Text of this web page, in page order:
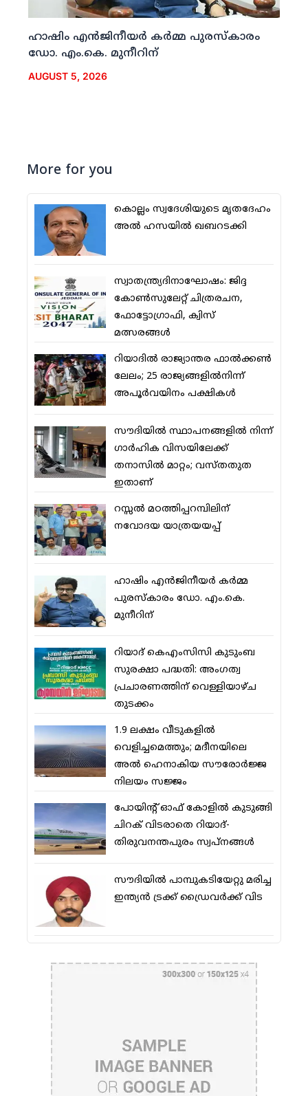
ഹാഷിം എന്‍ജിനീയര്‍ കര്‍മ്മ പുരസ്‌കാരം
ഡോ. എം.കെ. മുനീറിന്
AUGUST 5, 2026
More for you
കൊല്ലം സ്വദേശിയുടെ മൃതദേഹം
അല്‍ ഹസയില്‍ ഖബറടക്കി
സ്വാതന്ത്ര്യദിനാഘോഷം: ജിദ്ദ
കോണ്‍സുലേറ്റ് ചിത്രരചന,
ഫോട്ടോഗ്രാഫി, ക്വിസ്
മത്സരങ്ങള്‍
റിയാദില്‍ രാജ്യാന്തര ഫാല്‍ക്കണ്‍
ലേലം; 25 രാജ്യങ്ങളില്‍നിന്ന്
അപൂര്‍വയിനം പക്ഷികള്‍
സൗദിയില്‍ സ്ഥാപനങ്ങളില്‍ നിന്ന്
ഗാര്‍ഹിക വിസയിലേക്ക്
തനാസില്‍ മാറ്റം; വസ്തതുത
ഇതാണ്
റസ്സല്‍ മഠത്തിപ്പറമ്പിലിന്
നവോദയ യാത്രയയപ്പ്
ഹാഷിം എന്‍ജിനീയര്‍ കര്‍മ്മ
പുരസ്‌കാരം ഡോ. എം.കെ.
മുനീറിന്
റിയാദ് കെഎംസിസി കുടുംബ
സുരക്ഷാ പദ്ധതി: അംഗത്വ
പ്രചാരണത്തിന് വെള്ളിയാഴ്ച
തുടക്കം
1.9 ലക്ഷം വീടുകളില്‍
വെളിച്ചമെത്തും; മദീനയിലെ
അല്‍ ഹെനാകിയ സൗരോര്‍ജ്ജ
നിലയം സജ്ജം
പോയിന്റ് ഓഫ് കോളില്‍ കുടുങ്ങി
ചിറക് വിടരാതെ റിയാദ്-
തിരുവനന്തപുരം സ്വപ്നങ്ങള്‍
സൗദിയിൽ പാമ്പുകടിയേറ്റു മരിച്ച
ഇന്ത്യൻ ട്രക്ക് ഡ്രൈവർക്ക് വിട